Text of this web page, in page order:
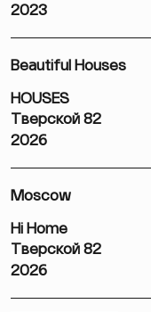
2023
Beautiful Houses
HOUSES
Тверской 82
2026
Moscow
Hi Home
Тверской 82
2026